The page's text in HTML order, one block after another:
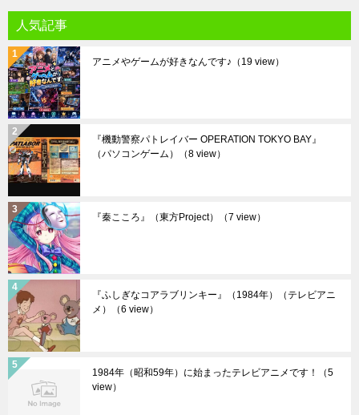
人気記事
アニメやゲームが好きなんです♪ （19 view）
『機動警察パトレイバー OPERATION TOKYO BAY』
（パソコンゲーム）
（8 view）
『秦こころ』（東方Project） （7 view）
『ふしぎなコアラブリンキー』（1984年）（テレビアニ
メ）
（6 view）
1984年（昭和59年）に始まったテレビアニメです！
（5
view）